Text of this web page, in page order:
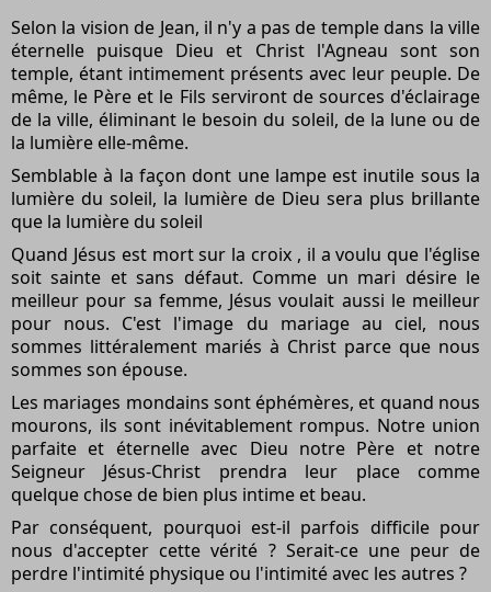
Selon la vision de Jean, il n'y a pas de temple dans la ville
éternelle puisque Dieu et Christ l'Agneau sont son
temple, étant intimement présents avec leur peuple. De
même, le Père et le Fils serviront de sources d'éclairage
de la ville, éliminant le besoin du soleil, de la lune ou de
la lumière elle-même.
Semblable à la façon dont une lampe est inutile sous la
lumière du soleil, la lumière de Dieu sera plus brillante
que la lumière du soleil
Quand Jésus est mort sur la croix , il a voulu que l'église
soit sainte et sans défaut. Comme un mari désire le
meilleur pour sa femme, Jésus voulait aussi le meilleur
pour nous. C'est l'image du mariage au ciel, nous
sommes littéralement mariés à Christ parce que nous
sommes son épouse.
Les mariages mondains sont éphémères, et quand nous
mourons, ils sont inévitablement rompus. Notre union
parfaite et éternelle avec Dieu notre Père et notre
Seigneur Jésus-Christ prendra leur place comme
quelque chose de bien plus intime et beau.
Par conséquent, pourquoi est-il parfois difficile pour
nous d'accepter cette vérité ? Serait-ce une peur de
perdre l'intimité physique ou l'intimité avec les autres ?